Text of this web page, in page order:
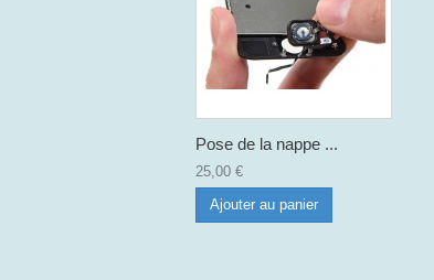
Pose de la nappe ...
25,00 €
Ajouter au panier